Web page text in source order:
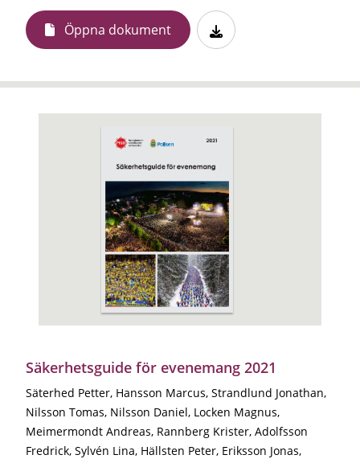
Öppna dokument
Säkerhetsguide för evenemang 2021
Säterhed Petter, Hansson Marcus, Strandlund Jonathan,
Nilsson Tomas, Nilsson Daniel, Locken Magnus,
Meimermondt Andreas, Rannberg Krister, Adolfsson
Fredrick, Sylvén Lina, Hällsten Peter, Eriksson Jonas,